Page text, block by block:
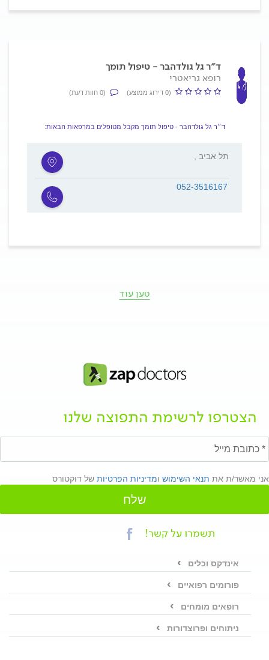
ד״ר גל גולדהבר - טיפול תומך
רופא גריאטרי
(0 דירוג ממוצע) (0 חוות דעת)
ד״ר גל גולדהבר - טיפול תומך מקבל מטופלים במרפאות הבאות:
, תל אביב
052-3516167
טען עוד
הצטרפו לרשימת התפוצה שלנו
אני מאשר/ת את תנאי השימוש ומדיניות הפרטיות של דוקטורס
שלח
תשמרו על קשר!
אינדקס וכלים
פורומים רפואיים
רופאים מומחים
ניתוחים ופרוצדורות